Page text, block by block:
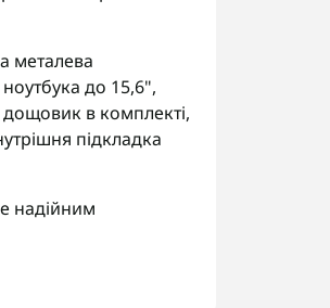
металева
до 15,6",
в комплекті,
підкладка
надійним